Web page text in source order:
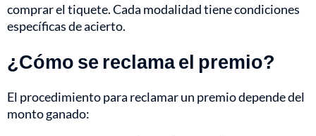
comprar el tiquete. Cada modalidad tiene condiciones
específicas de acierto.
¿Cómo se reclama el premio?
El procedimiento para reclamar un premio depende del
monto ganado: